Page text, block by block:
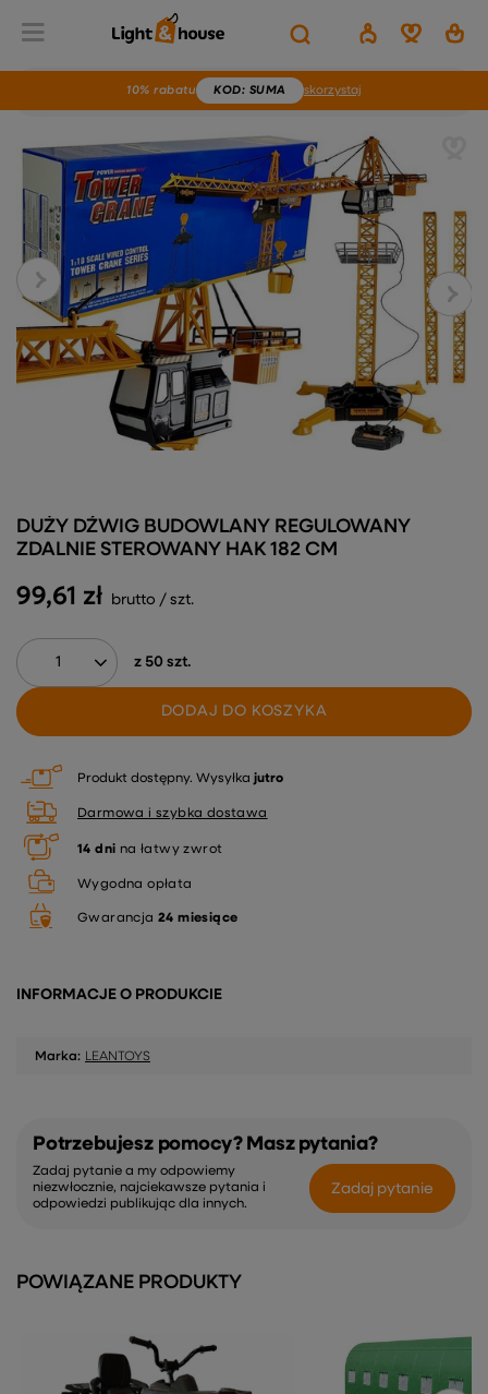
10% rabatu KOD: SUMA skorzystaj
99,61 zł brutto / szt.
z 50 szt.
DODAJ DO KOSZYKA
DUŻY DŹWIG BUDOWLANY REGULOWANY
ZDALNIE STEROWANY HAK 182 CM
Produkt dostępny Wysyłka jutro
Darmowa i szybka dostawa
14 dni na łatwy zwrot
Wygodna opłata
Gwarancja 24 miesiące
INFORMACJE O PRODUKCIE
Marka: LEANTOYS
Potrzebujesz pomocy? Masz pytania?
Zadaj pytanie a my odpowiemy
niezwłocznie, najciekawsze pytania i
odpowiedzi publikując dla innych.
Zadaj pytanie
POWIĄZANE PRODUKTY